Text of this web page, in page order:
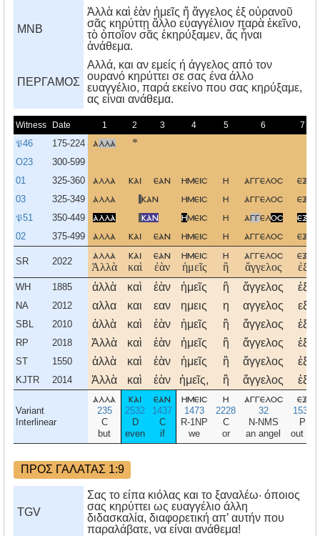
MNB
Ἀλλὰ καὶ ἐὰν ἡμεῖς ἤ ἄγγελος ἐξ οὐρανοῦ
σᾶς κηρύττῃ ἄλλο εὐαγγέλιον παρὰ ἐκεῖνο,
τὸ ὁποῖον σᾶς ἐκηρύξαμεν, ἄς ἦναι
ἀνάθεμα.
ΠΕΡΓΑΜΟΣ
Aλλά, και αν εμείς ή άγγελος από τον
ουρανό κηρύττει σε σας ένα άλλο
ευαγγέλιο, παρά εκείνο που σας κηρύξαμε,
ας είναι ανάθεμα.
Witness Date 1 2 3 4 5 6 7
𝔓46 175-224 αλλα *
O23
300-599
01
325-360 αλλα και εαν ημεισ η αγγελοσ εξ
03 325-349 αλλα καν ημεισ η αγγελοσ εξ
𝔓51 350-449 αλλα καν ημεισ η αγγελοσ εξ
02 375-499 αλλα και εαν ημεισ η αγγελοσ εξ
SR 2022
αλλα
Ἀλλὰ
και
καὶ
εαν
ἐὰν
ημεισ
ἡμεῖς
η
ἢ
αγγελοσ
ἄγγελος
εξ
ἐξ
WH 1885 ἀλλὰ καὶ ἐὰν ἡμεῖς ἢ ἄγγελος ἐξ
NA 2012 αλλα και εαν ημεις η αγγελος εξ
SBL 2010 ἀλλὰ καὶ ἐὰν ἡμεῖς ἢ ἄγγελος ἐξ
RP 2018 Ἀλλὰ καὶ ἐὰν ἡμεῖς ἢ ἄγγελος ἐξ
ST 1550 ἀλλὰ καὶ ἐὰν ἡμεῖς ἢ ἄγγελος ἐξ
KJTR 2014 Ἀλλὰ καὶ ἐὰν ἡμεῖς, ἢ ἄγγελος ἐξ
Variant
Interlinear
αλλα
235
C
but
και
2532
D
even
εαν
1437
C
if
ημεισ
1473
R-1NP
we
η
2228
C
or
αγγελοσ
32
N-NMS
an angel
εξ
1537
P
out of
ΠΡΟΣ ΓΑΛΑΤΑΣ 1:9
TGV
Σας το είπα κιόλας και το ξαναλέω· όποιος
σας κηρύττει ως ευαγγέλιο άλλη
διδασκαλία, διαφορετική απ’ αυτήν που
παραλάβατε, να είναι ανάθεμα!